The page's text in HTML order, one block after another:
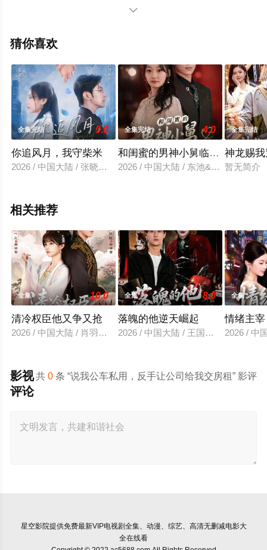
中国大陆电视剧，大结局剧情已揭晓（全集完结），手机
更多相关信息可移步至豆瓣电视剧、电视猫或剧情网等平

猜你喜欢
全集完结 9.0
你追风月，我守柴米
2026 / 中国大陆 / 张晓楠&周航
全集完结 4.0
和闺蜜的男神小舅临时同居了
2026 / 中国大陆 / 东池&郝世程
全集完结
神龙赐
暂无简介
相关推荐
全集 10.0
清冷权臣他又争又抢
2026 / 中国大陆 / 肖羽凯＆林一允
全集 8.0
落魄的他逆天崛起
2026 / 中国大陆 / 王国豪杰＆诗语＆
全集
情绪主
2026 / 中
共0 条 “说我公车私用，反手让公司给我交房租” 影评
影视
评论
星空影院提供免费最新VIP电视剧全集、动漫、综艺、高清无删减电影大
全在线看